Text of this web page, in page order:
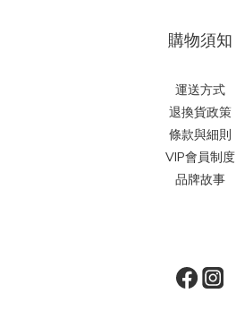
購物須知
運送方式
退換貨政策
條款與細則
VIP會員制度
品牌故事